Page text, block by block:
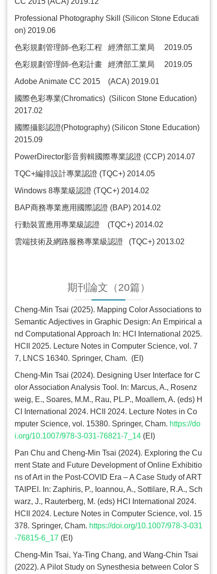
Professional Photography Skill (Silicon Stone Educati
on) 2019.06
色彩規劃管理師-色彩工程 經濟部工業局 2019.05
色彩規劃管理師-色彩計畫 經濟部工業局 2019.05
Adobe Animate CC 2015 (ACA) 2019.01
國際色彩專業(Chromatics) (Silicon Stone Education)
2017.02
國際攝影認證(Photography) (Silicon Stone Education)
2015.09
PowerDirector影音剪輯國際專業認證 (CCP) 2014.07
TQC+編排設計專業認證 (TQC+) 2014.05
Windows 8專業級認證 (TQC+) 2014.02
BAP商務專業應用國際認證 (BAP) 2014.02
行動裝置應用專業級認證 (TQC+) 2014.02
雲端技術及網路服務專業級認證 (TQC+) 2013.02
期刊論文（20篇）
Cheng-Min Tsai (2025). Mapping Color Associations to
Semantic Adjectives in Graphic Design: An Empirical a
nd Computational Approach In: HCI International 2025.
HCII 2025. Lecture Notes in Computer Science, vol. 7
7, LNCS 16340. Springer, Cham. (EI)
Cheng-Min Tsai (2024). Designing User Interface for C
olor Association Analysis Tool. In: Marcus, A., Rosenz
weig, E., Soares, M.M., Rau, PL.P., Moallem, A. (eds) H
CI International 2024. HCII 2024. Lecture Notes in Co
mputer Science, vol. 15380. Springer, Cham. https://do
i.org/10.1007/978-3-031-76821-7_14 (EI)
Pan Chu and Cheng-Min Tsai (2024). Exploring the Cu
rrent State and Future Development of Online Exhibitio
ns of Art in the Post-COVID Era –A Case Study of ART
TAIPEI. In: Zaphiris, P., Ioannou, A., Sottilare, R.A., Sch
warz, J., Rauterberg, M. (eds) HCI International 2024.
HCII 2024. Lecture Notes in Computer Science, vol. 15
378. Springer, Cham. https://doi.org/10.1007/978-3-031
-76815-6_17 (EI)
Cheng-Min Tsai, Ya-Ting Chang, and Wang-Chin Tsai
(2022). A Pilot Study on Synesthesia between Color S